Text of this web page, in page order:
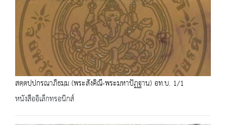
สตฺตปฺปกรณาภิธมฺม (พระสังคิณี-พระมหาปัฏฐาน) อท.บ. 1/1
หนังสืออิเล็กทรอนิกส์